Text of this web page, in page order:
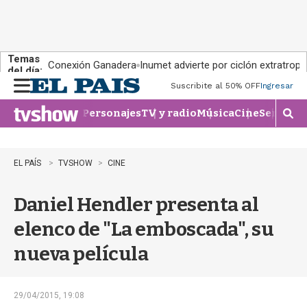
Temas
del día: Conexión Ganadera Inumet advierte por ciclón
n
u
Suscribite al 50% OFFIngresar
PersonajesTV y radioMúsicaCineSeries
M
o
EL PAÍS TVSHOW CINE
Daniel Hendler presenta al
elenco de "La emboscada", su
nueva película
29/04/2015, 19:08